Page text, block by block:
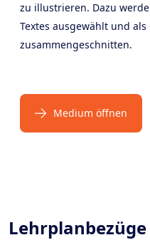
zu illustrieren. Dazu
Textes ausgewählt und als
zusammengeschnitten.
Medium öffnen
Lehrplanbezüge